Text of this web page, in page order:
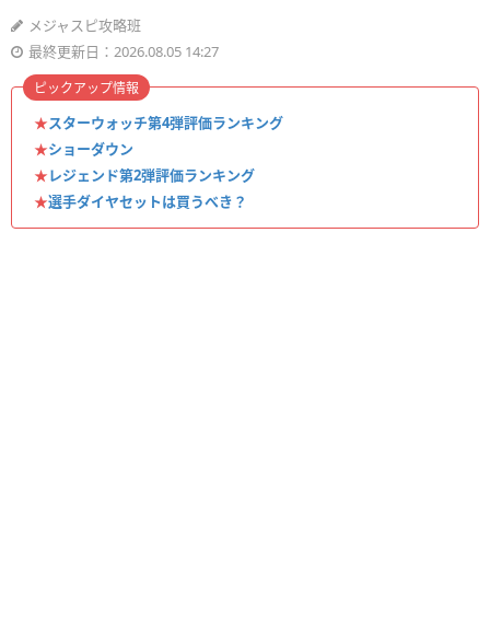
メジャスピ攻略班
最終更新日：2026.08.05 14:27
★スターウォッチ第4弾評価ランキング
★ショーダウン
★レジェンド第2弾評価ランキング
★選手ダイヤセットは買うべき？
ピックアップ情報